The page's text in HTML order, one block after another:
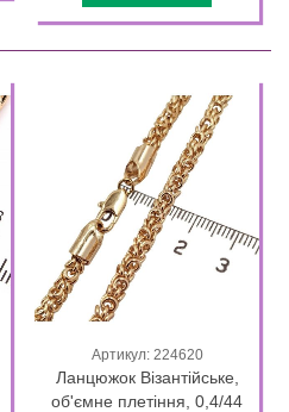
Артикул: 224620
Ланцюжок Візантійське,
об'ємне плетіння, 0,4/44